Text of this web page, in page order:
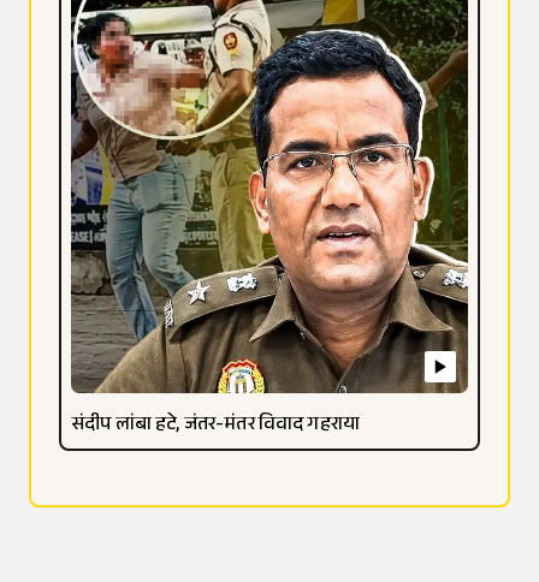
संदीप लांबा हटे, जंतर-मंतर विवाद गहराया